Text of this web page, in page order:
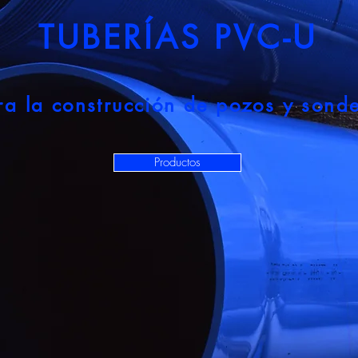
TUBERÍAS PVC-U
la construcción de pozos y
Productos